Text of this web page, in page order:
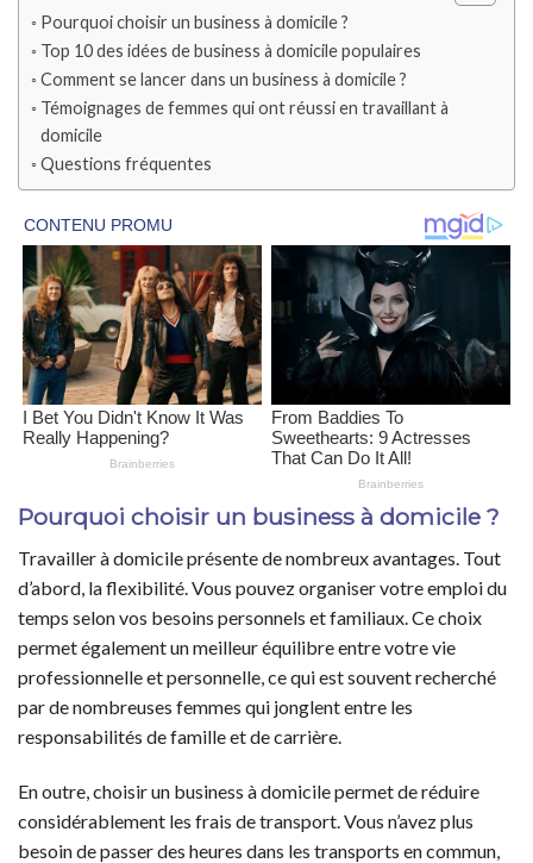
Pourquoi choisir un business à domicile ?
Top 10 des idées de business à domicile populaires
Comment se lancer dans un business à domicile ?
Témoignages de femmes qui ont réussi en travaillant à
domicile
Questions fréquentes
Pourquoi choisir un business à domicile ?
Travailler à domicile présente de nombreux avantages. Tout
d’abord, la flexibilité. Vous pouvez organiser votre emploi du
temps selon vos besoins personnels et familiaux. Ce choix
permet également un meilleur équilibre entre votre vie
professionnelle et personnelle, ce qui est souvent recherché
par de nombreuses femmes qui jonglent entre les
responsabilités de famille et de carrière.
En outre, choisir un business à domicile permet de réduire
considérablement les frais de transport. Vous n’avez plus
besoin de passer des heures dans les transports en commun,